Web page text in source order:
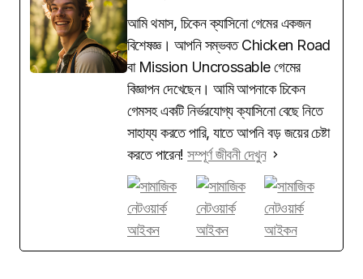
আমি থমাস, চিকেন ক্যাসিনো গেমের একজন
বিশেষজ্ঞ। আপনি সম্ভবত Chicken Road
বা Mission Uncrossable গেমের
বিজ্ঞাপন দেখেছেন। আমি আপনাকে চিকেন
গেমসহ একটি নির্ভরযোগ্য ক্যাসিনো বেছে নিতে
সাহায্য করতে পারি, যাতে আপনি বড় জয়ের চেষ্টা
করতে পারেন!সম্পূর্ণ জীবনী দেখুন